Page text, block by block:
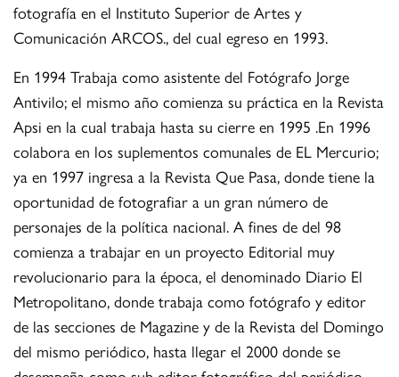
fotografía en el Instituto Superior de Artes y
Comunicación ARCOS., del cual egreso en 1993.
En 1994 Trabaja como asistente del Fotógrafo Jorge
Antivilo; el mismo año comienza su práctica en la Revista
Apsi en la cual trabaja hasta su cierre en 1995 .En 1996
colabora en los suplementos comunales de EL Mercurio;
ya en 1997 ingresa a la Revista Que Pasa, donde tiene la
oportunidad de fotografiar a un gran número de
personajes de la política nacional. A fines de del 98
comienza a trabajar en un proyecto Editorial muy
revolucionario para la época, el denominado Diario El
Metropolitano, donde trabaja como fotógrafo y editor
de las secciones de Magazine y de la Revista del Domingo
del mismo periódico, hasta llegar el 2000 donde se